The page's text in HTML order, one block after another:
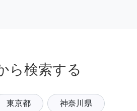
ら検索する
東京都 神奈川県